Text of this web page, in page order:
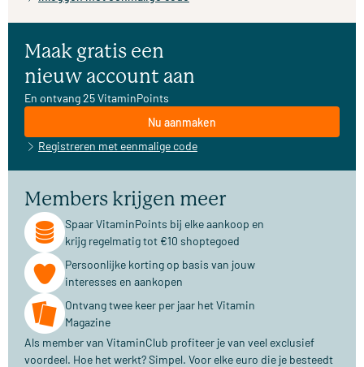
Maak gratis een
nieuw account aan
En ontvang 25 VitaminPoints
Nu aanmaken
Registreren met eenmalige code
Members krijgen meer
Spaar VitaminPoints bij elke aankoop en
krijg regelmatig tot €10 shoptegoed
Persoonlijke korting op basis van jouw
interesses en aankopen
Ontvang twee keer per jaar het Vitamin
Magazine
Als member van VitaminClub profiteer je van veel exclusief
voordeel. Hoe het werkt? Simpel. Voor elke euro die je besteedt